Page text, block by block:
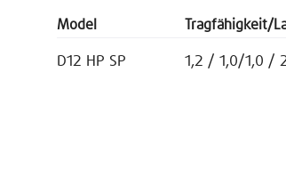
Model Tragfähigkeit/
D12 HP SP 1,2 / 1,0/1,0 /